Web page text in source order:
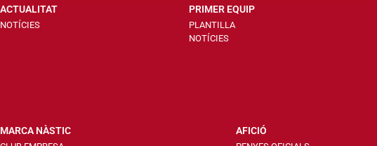
ACTUALITAT
NOTÍCIES
PRIMER EQUIP
PLANTILLA
NOTÍCIES
MARCA NÀSTIC AFICIÓ